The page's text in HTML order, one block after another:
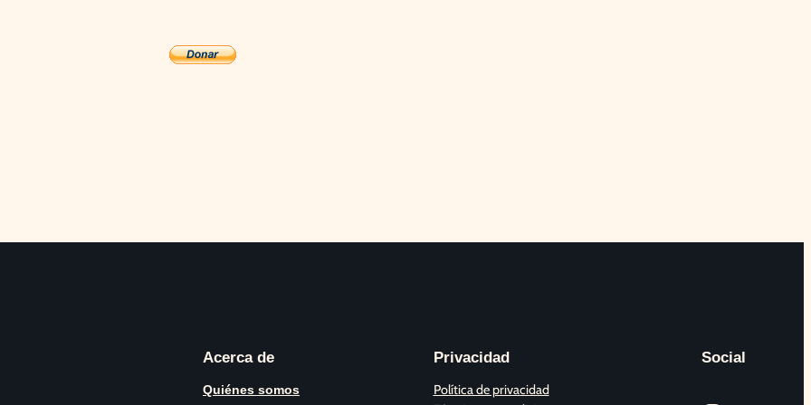
Acerca de
Quiénes somos
Privacidad
Política de privacidad
Social